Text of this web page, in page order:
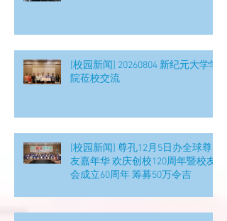
[校园新闻] 20260804 新纪元大学学
院莅校交流
[校园新闻] 尊孔12月5日办全球尊
友嘉年华 欢庆创校120周年暨校友
会成立60周年 筹募50万令吉